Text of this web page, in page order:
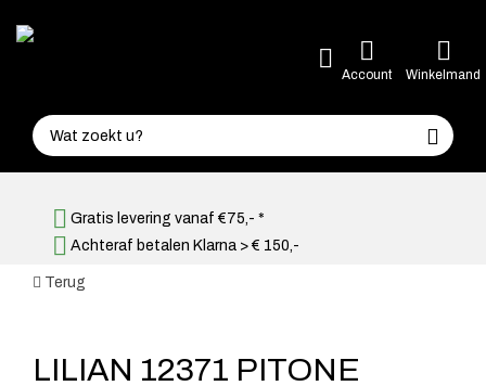
Account Winkelmand
Gratis levering vanaf €75,- *
Achteraf betalen Klarna > € 150,-
Terug
LILIAN 12371 PITONE